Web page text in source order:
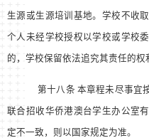
生源或生源培训基地。学校不收
个人未经学校授权以学校或学校
的，学校保留依法追究其责任的权
第十八条 本章程未尽事宜
联合招收华侨港澳台学生办公室
定不一致，则以国家规定为准。